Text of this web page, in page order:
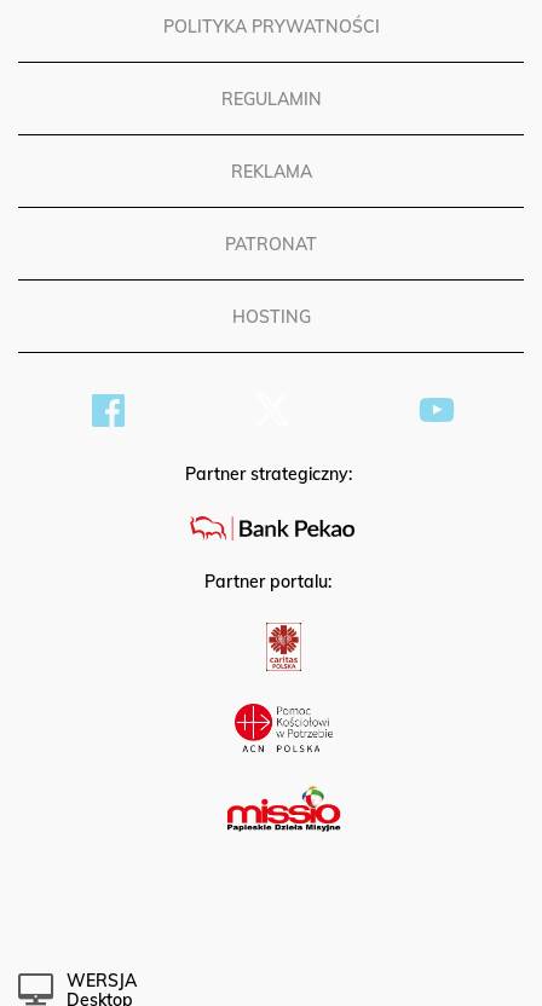
POLITYKA PRYWATNOŚCI
REGULAMIN
REKLAMA
PATRONAT
HOSTING
Partner strategiczny:
Partner portalu:
WERSJA
Desktop